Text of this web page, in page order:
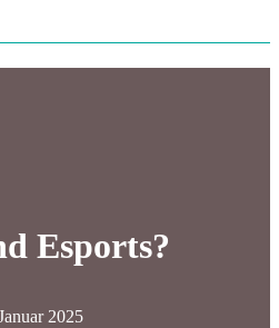
Esports?
2025